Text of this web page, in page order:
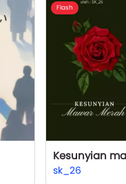
Flash
sk_26